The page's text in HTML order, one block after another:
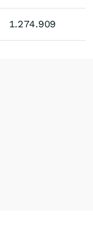
1.274.909